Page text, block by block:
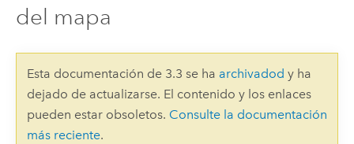
del mapa
Esta documentación de 3.3 se ha archivadod y ha
dejado de actualizarse. El contenido y los enlaces
pueden estar obsoletos. Consulte la documentación
más reciente.